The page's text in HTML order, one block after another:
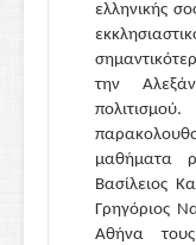
ελληνικής
την
μαθήματα
Βασίλειος
Γρηγόριος
Αθήνα